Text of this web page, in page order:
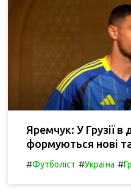
Яремчук: У Грузії
формуються нові
#Футболіст #Україна #